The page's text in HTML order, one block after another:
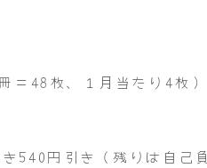
＝48枚、１月当たり4枚）
540円引き（残りは自己負